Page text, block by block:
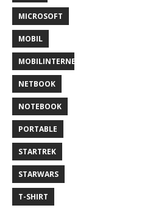
MICROSOFT
MOBIL
MOBILINTERNET
NETBOOK
NOTEBOOK
PORTABLE
STARTREK
STARWARS
T-SHIRT